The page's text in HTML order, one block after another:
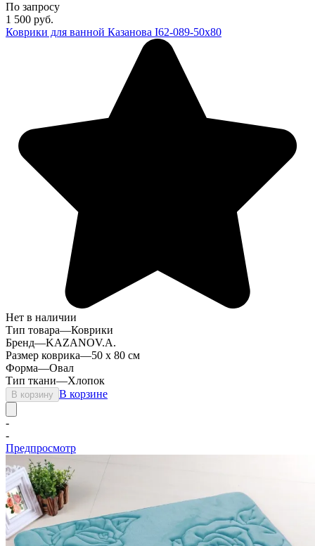
По запросу
1 500 руб.
Коврики для ванной Казанова I62-089-50х80
Нет в наличии
Тип товара—Коврики
Бренд—KAZANOV.A.
Размер коврика—50 x 80 см
Форма—Овал
Тип ткани—Хлопок
В корзину В корзине
-
-
Предпросмотр